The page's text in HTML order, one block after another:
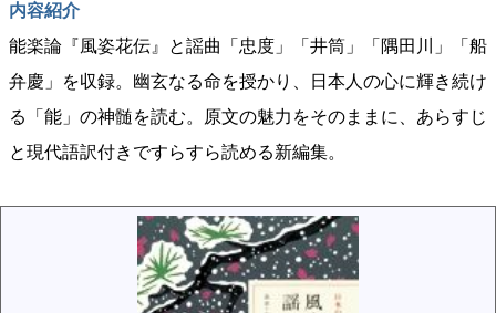
内容紹介
能楽論『風姿花伝』と謡曲「忠度」「井筒」「隅田川」「船
弁慶」を収録。幽玄なる命を授かり、日本人の心に輝き続け
る「能」の神髄を読む。原文の魅力をそのままに、あらすじ
と現代語訳付きですらすら読める新編集。